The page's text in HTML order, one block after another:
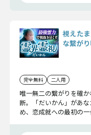
視えた
な繋が
完全無料 二人用
唯一無二の繋がりを確
断。「だいかん」があ
め、恋成就への最初の一